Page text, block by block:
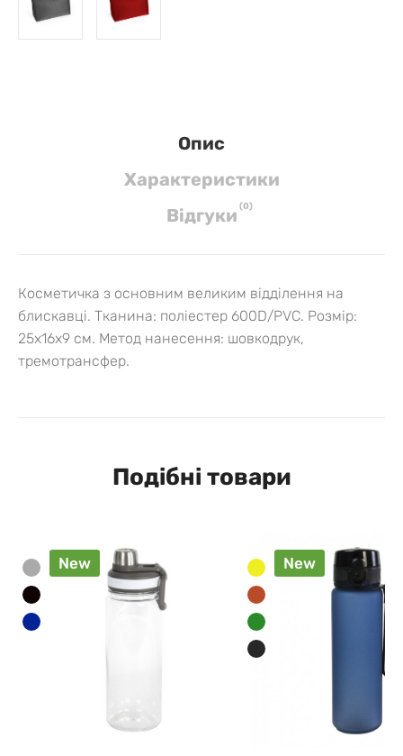
Опис
Характеристики
Вiдгуки (0)
Косметичка з основним великим відділення на
блискавці. Тканина: поліестер 600D/PVC. Розмір:
25х16х9 см. Метод нанесення: шовкодрук,
тремотрансфер.
Подібні товари
New New